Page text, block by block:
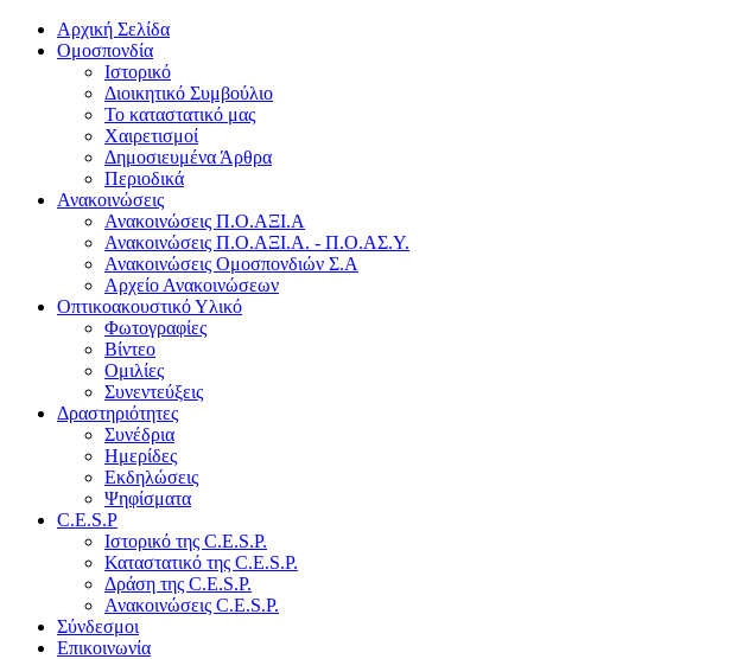
Αρχική Σελίδα
Ομοσπονδία
Ιστορικό
Διοικητικό Συμβούλιο
Το καταστατικό μας
Χαιρετισμοί
Δημοσιευμένα Άρθρα
Περιοδικά
Ανακοινώσεις
Ανακοινώσεις Π.Ο.ΑΞΙ.Α
Ανακοινώσεις Π.Ο.ΑΞΙ.Α. - Π.Ο.ΑΣ.Υ.
Ανακοινώσεις Ομοσπονδιών Σ.Α
Αρχείο Ανακοινώσεων
Οπτικοακουστικό Υλικό
Φωτογραφίες
Βίντεο
Ομιλίες
Συνεντεύξεις
Δραστηριότητες
Συνέδρια
Ημερίδες
Εκδηλώσεις
Ψηφίσματα
C.E.S.P
Ιστορικό της C.E.S.P.
Καταστατικό της C.E.S.P.
Δράση της C.E.S.P.
Ανακοινώσεις C.E.S.P.
Σύνδεσμοι
Επικοινωνία